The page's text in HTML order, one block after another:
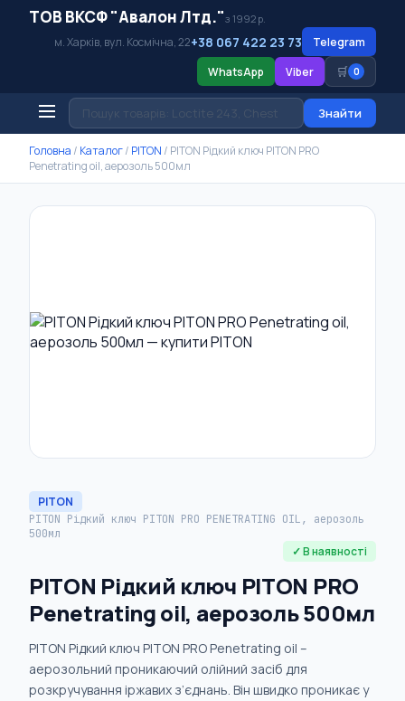
ТОВ ВКСФ "Авалон Лтд."з 1992 р.
м. Харків, вул. Космічна, 22+38 067 422 23 73
Telegram
WhatsApp
Viber 🛒 0
Знайти
Головна / Каталог/ PITON / PITON Рідкий ключ PITON PRO
Penetrating oil, аерозоль 500мл
PITON
PITON Рідкий ключ PITON PRO PENETRATING OIL, аерозоль
500мл
✓ В наявності
PITON Рідкий ключ PITON PRO
Penetrating oil, аерозоль 500мл
PITON Рідкий ключ PITON PRO Penetrating oil –
аерозольний проникаючий олійний засіб для
розкручування іржавих з’єднань. Він швидко проникає у